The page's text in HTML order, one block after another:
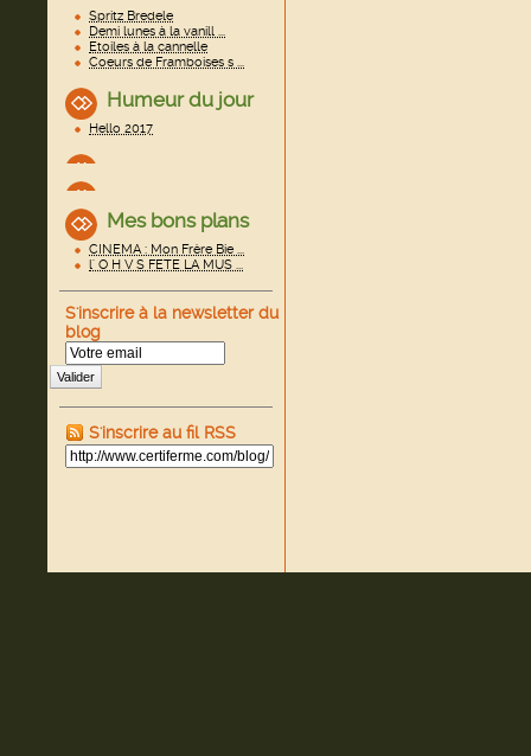
Spritz Bredele
Demi lunes à la vanill ...
Etoiles à la cannelle
Coeurs de Framboises s ...
Humeur du jour
Hello 2017
Mes bons plans
CINEMA : Mon Frère Bie ...
l' O H V S FETE LA MUS ...
S'inscrire à la newsletter du
blog
Valider
S'inscrire au fil RSS